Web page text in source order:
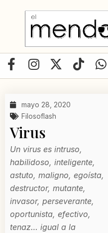
contenido
F
a
e
b
o
o
k
-
f
I
n
t
a
g
r
a
m
X
-
w
i
e
r
T
i
W
h
mayo 28, 2020
Filosoflash
Virus
Un virus es intruso,
habilidoso, inteligente,
astuto, maligno, egoísta,
destructor, mutante,
invasor, perseverante,
oportunista, efectivo,
tenaz… igual a la